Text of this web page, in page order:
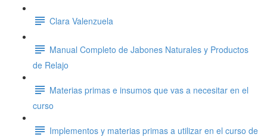
Clara Valenzuela
Manual Completo de Jabones Naturales y Productos
de Relajo
Materias primas e insumos que vas a necesitar en el
curso
Implementos y materias primas a utilizar en el curso de